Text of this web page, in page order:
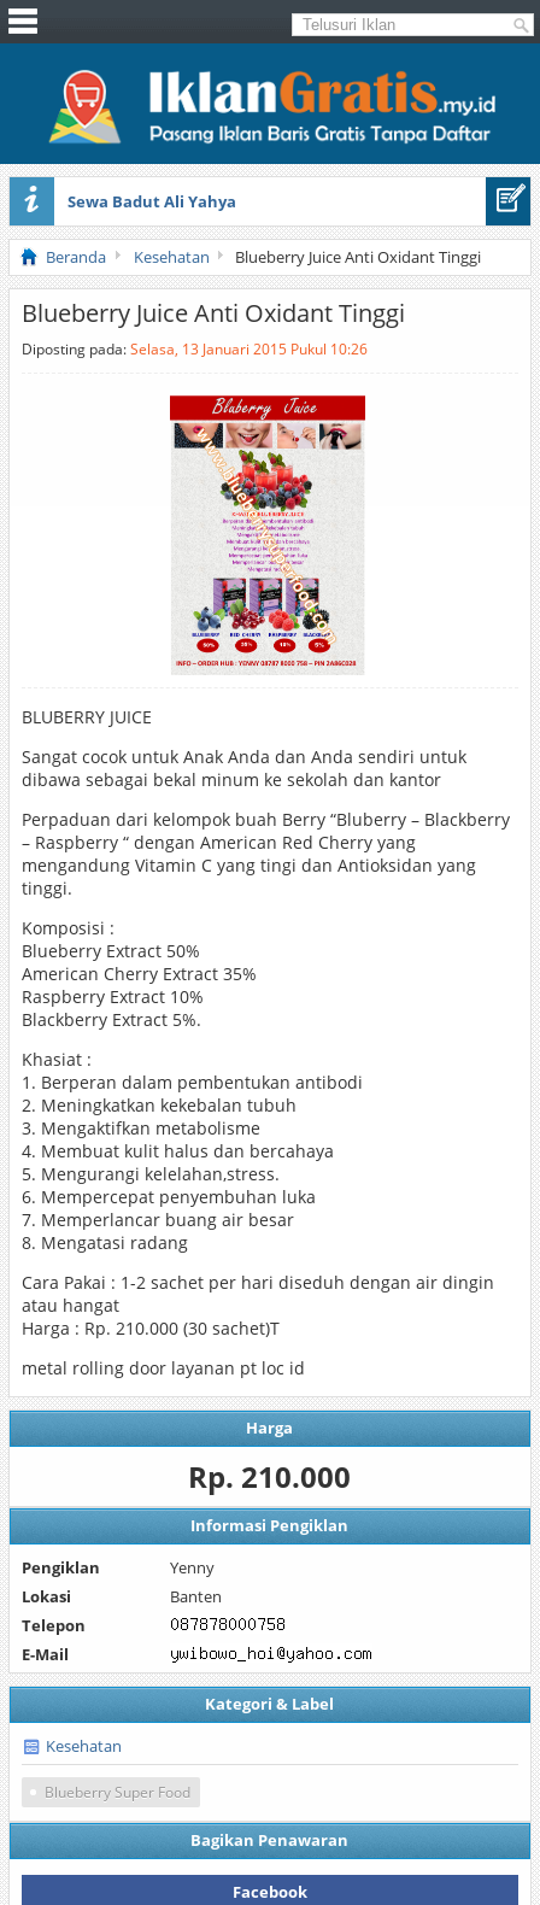
Sewa Badut Ali Yahya
Honda Brio 1.3 E AT CBU 2012 Putih
Beranda Kesehatan Blueberry Juice Anti Oxidant Tinggi
Blueberry Juice Anti Oxidant Tinggi
Diposting pada:Selasa, 13 Januari 2015 Pukul 10:26
BLUBERRY JUICE
Sangat cocok untuk Anak Anda dan Anda sendiri untuk
dibawa sebagai bekal minum ke sekolah dan kantor
Perpaduan dari kelompok buah Berry “Bluberry – Blackberry
– Raspberry “ dengan American Red Cherry yang
mengandung Vitamin C yang tingi dan Antioksidan yang
tinggi.
Komposisi :
Blueberry Extract 50%
American Cherry Extract 35%
Raspberry Extract 10%
Blackberry Extract 5%.
Khasiat :
1. Berperan dalam pembentukan antibodi
2. Meningkatkan kekebalan tubuh
3. Mengaktifkan metabolisme
4. Membuat kulit halus dan bercahaya
5. Mengurangi kelelahan,stress.
6. Mempercepat penyembuhan luka
7. Memperlancar buang air besar
8. Mengatasi radang
Cara Pakai : 1-2 sachet per hari diseduh dengan air dingin
atau hangat
Harga : Rp. 210.000 (30 sachet)T
metal rolling door layanan pt loc id
Harga
Rp. 210.000
Informasi Pengiklan
Pengiklan
Yenny
Lokasi
Banten
Telepon
E-Mail
Kategori & Label
Kesehatan
Blueberry Super Food
Bagikan Penawaran
Facebook